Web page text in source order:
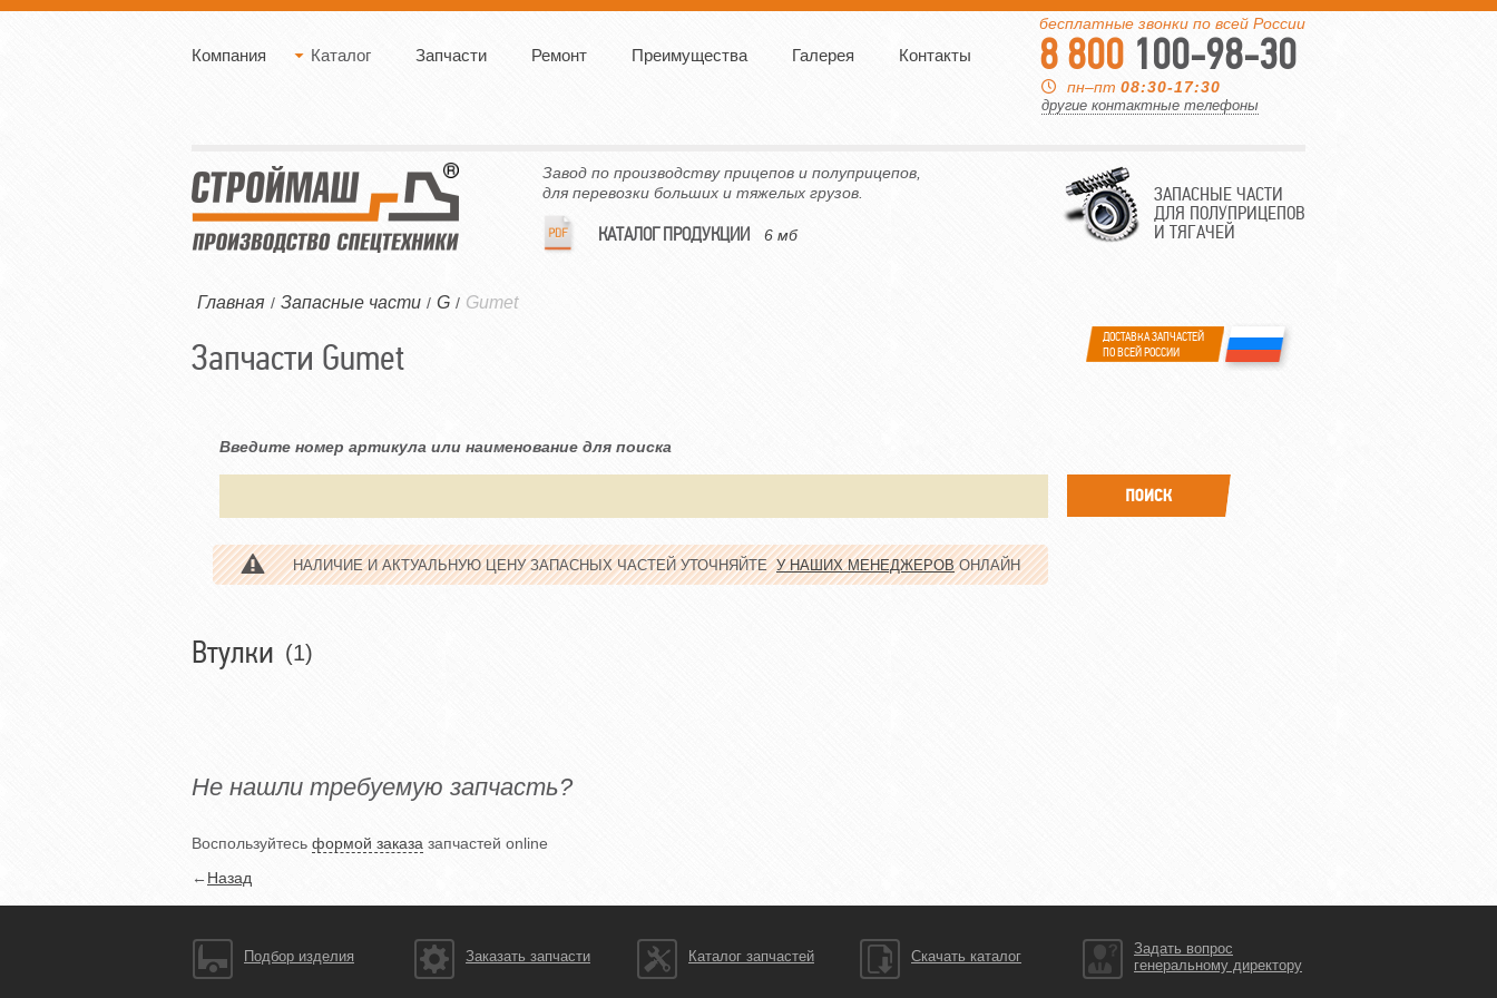
Компания Каталог Запчасти Ремонт Преимущества Галерея Контакты
бесплатные звонки по всей России
8 800 100-98-30
пн–пт 08:30-17:30
другие контактные телефоны
Завод по производству прицепов и полуприцепов,
для перевозки больших и тяжелых грузов.
КАТАЛОГ ПРОДУКЦИИ 6 мб
ЗАПАСНЫЕ ЧАСТИ
ДЛЯ ПОЛУПРИЦЕПОВ
И ТЯГАЧЕЙ
Главная / Запасные части / G / Gumet
Запчасти Gumet
ДОСТАВКА ЗАПЧАСТЕЙ
ПО ВСЕЙ РОССИИ
Введите номер артикула или наименование для поиска
НАЛИЧИЕ И АКТУАЛЬНУЮ ЦЕНУ ЗАПАСНЫХ ЧАСТЕЙ УТОЧНЯЙТЕУ НАШИХ МЕНЕДЖЕРОВОНЛАЙН
Втулки (1)
Не нашли требуемую запчасть?
Воспользуйтесь формой заказа запчастей online
←Назад
Подбор изделия Заказать запчасти Каталог запчастей Скачать каталог
Задать вопрос
генеральному директору